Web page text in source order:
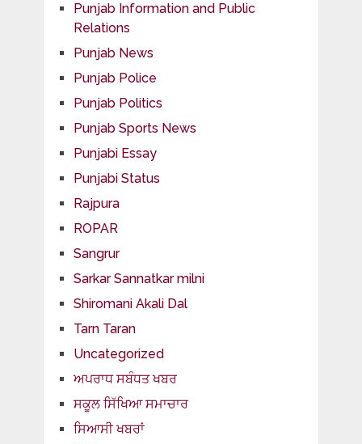
Punjab Information and Public
Relations
Punjab News
Punjab Police
Punjab Politics
Punjab Sports News
Punjabi Essay
Punjabi Status
Rajpura
ROPAR
Sangrur
Sarkar Sannatkar milni
Shiromani Akali Dal
Tarn Taran
Uncategorized
ਅਪਰਾਧ ਸਬੰਧਤ ਖਬਰ
ਸਕੂਲ ਸਿੱਖਿਆ ਸਮਾਚਾਰ
ਸਿਆਸੀ ਖਬਰਾਂ